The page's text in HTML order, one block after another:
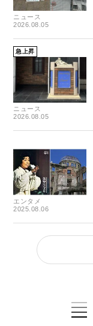
ニュース
2026.08.05
急上昇
ニュース
2026.08.05
エンタメ
2025.08.06